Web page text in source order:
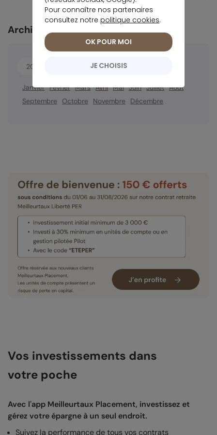
Archives
2026
Janvier Février Mars Avril Mai Juin Juillet Août
Septembre
Octobre Novembre Décembre
Vos investissements dans
votre poche
Avec l'app Meilleurtaux Placement, investissez et
gérez votre épargne à un seul endroit.
Suivez la performance de tous vos contrats
Pour connaître nos partenaires
consultez notre politique cookies.
JE CHOISIS
OK POUR MOI